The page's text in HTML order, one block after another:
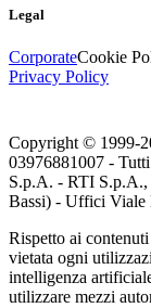
Legal
CorporateCookie
Privacy Policy
Copyright © 1999-
03976881007 -
S.p.A. - RTI S.p.A.,
Bassi) - Uffici Viale
Rispetto ai
vietata ogni
intelligenza
utilizzare mezzi